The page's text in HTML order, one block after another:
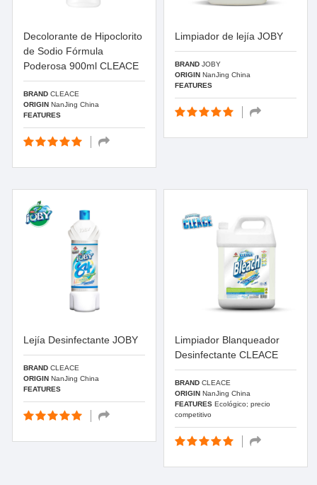
Decolorante de Hipoclorito
de Sodio Fórmula
Poderosa 900ml CLEACE
BRANDCLEACE
ORIGINNanJing China
FEATURES
Limpiador de lejía JOBY
BRANDJOBY
ORIGINNanJing China
FEATURES
Lejía Desinfectante JOBY
BRANDCLEACE
ORIGINNanJing China
FEATURES
Limpiador Blanqueador
Desinfectante CLEACE
BRANDCLEACE
ORIGINNanJing China
FEATURESEcológico; precio
competitivo